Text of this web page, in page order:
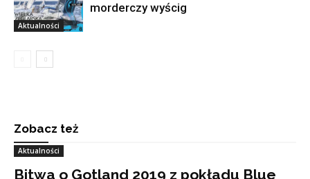
Aktualności
morderczy wyścig
Zobacz też
Aktualności
Bitwa o Gotland 2019 z pokładu Blue